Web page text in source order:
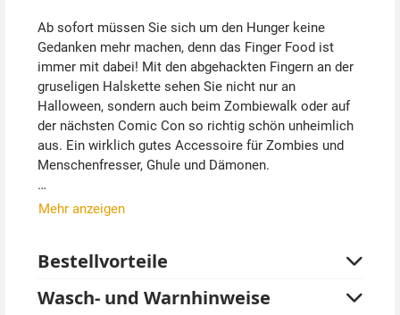
Ab sofort müssen Sie sich um den Hunger keine
Gedanken mehr machen, denn das Finger Food ist
immer mit dabei! Mit den abgehackten Fingern an der
gruseligen Halskette sehen Sie nicht nur an
Halloween, sondern auch beim Zombiewalk oder auf
der nächsten Comic Con so richtig schön unheimlich
aus. Ein wirklich gutes Accessoire für Zombies und
Menschenfresser, Ghule und Dämonen.
Die fünf blutigen Finger in Lebensgröße sind sehr
umgehängt wird. Natürlich kann die Kette durch einen
Mehr anzeigen
Bestellvorteile
Wasch- und Warnhinweise